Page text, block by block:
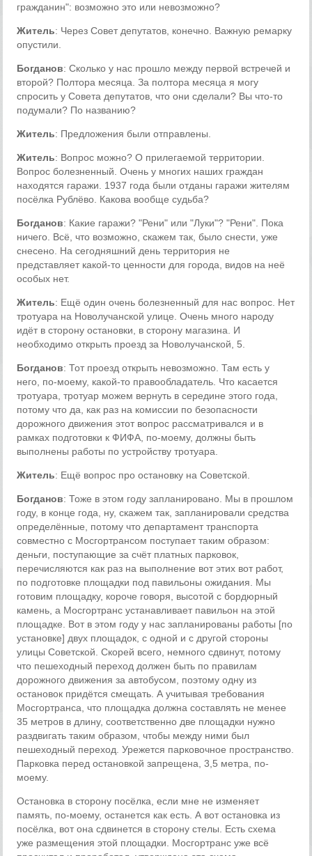
гражданин": возможно это или невозможно?
Житель: Через Совет депутатов, конечно. Важную ремарку
опустили.
Богданов: Сколько у нас прошло между первой встречей и
второй? Полтора месяца. За полтора месяца я могу
спросить у Совета депутатов, что они сделали? Вы что-то
подумали? По названию?
Житель: Предложения были отправлены.
Житель: Вопрос можно? О прилегаемой территории.
Вопрос болезненный. Очень у многих наших граждан
находятся гаражи. 1937 года были отданы гаражи жителям
посёлка Рублёво. Какова вообще судьба?
Богданов: Какие гаражи? "Рени" или "Луки"? "Рени". Пока
ничего. Всё, что возможно, скажем так, было снести, уже
снесено. На сегодняшний день территория не
представляет какой-то ценности для города, видов на неё
особых нет.
Житель: Ещё один очень болезненный для нас вопрос. Нет
тротуара на Новолучанской улице. Очень много народу
идёт в сторону остановки, в сторону магазина. И
необходимо открыть проезд за Новолучанской, 5.
Богданов: Тот проезд открыть невозможно. Там есть у
него, по-моему, какой-то правообладатель. Что касается
тротуара, тротуар можем вернуть в середине этого года,
потому что да, как раз на комиссии по безопасности
дорожного движения этот вопрос рассматривался и в
рамках подготовки к ФИФА, по-моему, должны быть
выполнены работы по устройству тротуара.
Житель: Ещё вопрос про остановку на Советской.
Богданов: Тоже в этом году запланировано. Мы в прошлом
году, в конце года, ну, скажем так, запланировали средства
определённые, потому что департамент транспорта
совместно с Мосгортрансом поступает таким образом:
деньги, поступающие за счёт платных парковок,
перечисляются как раз на выполнение вот этих вот работ,
по подготовке площадки под павильоны ожидания. Мы
готовим площадку, короче говоря, высотой с бордюрный
камень, а Мосгортранс устанавливает павильон на этой
площадке. Вот в этом году у нас запланированы работы [по
установке] двух площадок, с одной и с другой стороны
улицы Советской. Скорей всего, немного сдвинут, потому
что пешеходный переход должен быть по правилам
дорожного движения за автобусом, поэтому одну из
остановок придётся смещать. А учитывая требования
Мосгортранса, что площадка должна составлять не менее
35 метров в длину, соответственно две площадки нужно
раздвигать таким образом, чтобы между ними был
пешеходный переход. Урежется парковочное пространство.
Парковка перед остановкой запрещена, 3,5 метра, по-
моему.
Остановка в сторону посёлка, если мне не изменяет
память, по-моему, останется как есть. А вот остановка из
посёлка, вот она сдвинется в сторону стелы. Есть схема
уже размещения этой площадки. Мосгортранс уже всё